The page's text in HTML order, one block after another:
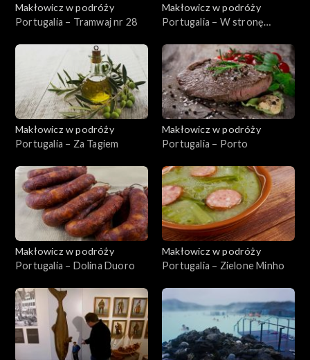
Makłowicz w podróży
Portugalia – Tramwaj nr 28
Makłowicz w podróży
Portugalia – W stronę
Makłowicz w podróży
Portugalia – Za Tagiem
Makłowicz w podróży
Portugalia – Porto
Makłowicz w podróży
Portugalia – Dolina Duoro
Makłowicz w podróży
Portugalia – Zielone Minho